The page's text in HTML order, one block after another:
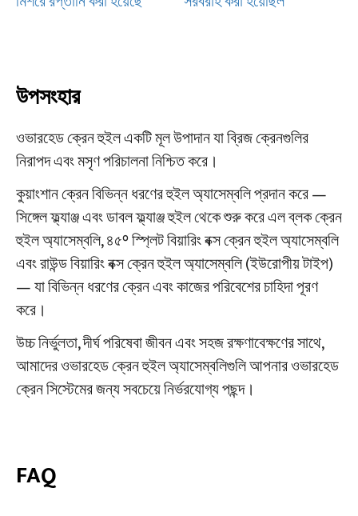
উপসংহার
ওভারহেড ক্রেন হুইল একটি মূল উপাদান যা ব্রিজ ক্রেনগুলির
নিরাপদ এবং মসৃণ পরিচালনা নিশ্চিত করে।
কুয়াংশান ক্রেন বিভিন্ন ধরণের হুইল অ্যাসেম্বলি প্রদান করে —
সিঙ্গেল ফ্ল্যাঞ্জ এবং ডাবল ফ্ল্যাঞ্জ হুইল থেকে শুরু করে এল ব্লক ক্রেন
হুইল অ্যাসেম্বলি, ৪৫° স্প্লিট বিয়ারিং বক্স ক্রেন হুইল অ্যাসেম্বলি
এবং রাউন্ড বিয়ারিং বক্স ক্রেন হুইল অ্যাসেম্বলি (ইউরোপীয় টাইপ)
— যা বিভিন্ন ধরণের ক্রেন এবং কাজের পরিবেশের চাহিদা পূরণ
করে।
উচ্চ নির্ভুলতা, দীর্ঘ পরিষেবা জীবন এবং সহজ রক্ষণাবেক্ষণের সাথে,
আমাদের ওভারহেড ক্রেন হুইল অ্যাসেম্বলিগুলি আপনার ওভারহেড
ক্রেন সিস্টেমের জন্য সবচেয়ে নির্ভরযোগ্য পছন্দ।
FAQ